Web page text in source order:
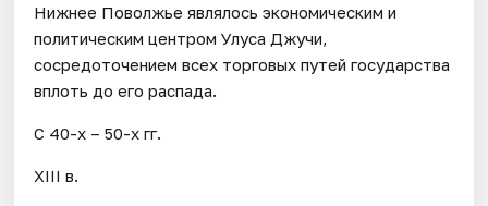
Нижнее Поволжье являлось экономическим и
политическим центром Улуса Джучи,
сосредоточением всех торговых путей государства
вплоть до его распада.
С 40-х – 50-х гг.
XIII в.